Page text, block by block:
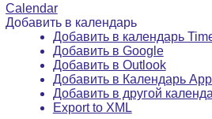
Calendar
Добавить в календарь
Добавить в календарь
Добавить в Google
Добавить в Outlook
Добавить в Календарь
Добавить в другой
Export to XML